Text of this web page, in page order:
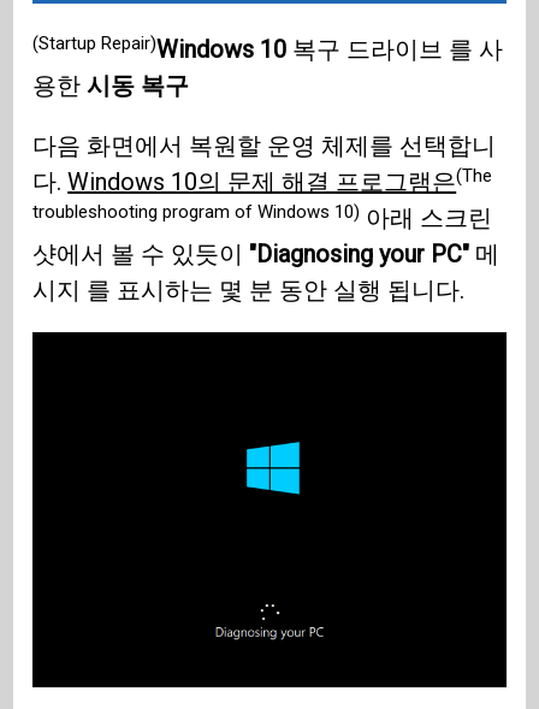
(Startup Repair)Windows 10 복구 드라이브 를 사
용한시동 복구
다음 화면에서 복원할 운영 체제를 선택합니
다.Windows 10의 문제 해결 프로그램은(The
troubleshooting program of Windows 10) 아래 스크린
샷에서 볼 수 있듯이 "Diagnosing your PC" 메
시지 를 표시하는 몇 분 동안 실행 됩니다.